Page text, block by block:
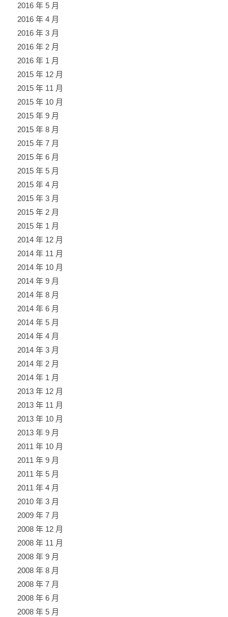
2016 年 5 月
2016 年 4 月
2016 年 3 月
2016 年 2 月
2016 年 1 月
2015 年 12 月
2015 年 11 月
2015 年 10 月
2015 年 9 月
2015 年 8 月
2015 年 7 月
2015 年 6 月
2015 年 5 月
2015 年 4 月
2015 年 3 月
2015 年 2 月
2015 年 1 月
2014 年 12 月
2014 年 11 月
2014 年 10 月
2014 年 9 月
2014 年 8 月
2014 年 6 月
2014 年 5 月
2014 年 4 月
2014 年 3 月
2014 年 2 月
2014 年 1 月
2013 年 12 月
2013 年 11 月
2013 年 10 月
2013 年 9 月
2011 年 10 月
2011 年 9 月
2011 年 5 月
2011 年 4 月
2010 年 3 月
2009 年 7 月
2008 年 12 月
2008 年 11 月
2008 年 9 月
2008 年 8 月
2008 年 7 月
2008 年 6 月
2008 年 5 月